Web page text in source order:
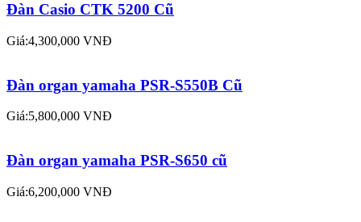
Đàn Casio CTK 5200 Cũ
Giá:4,300,000 VNĐ
Đàn organ yamaha PSR-S550B Cũ
Giá:5,800,000 VNĐ
Đàn organ yamaha PSR-S650 cũ
Giá:6,200,000 VNĐ